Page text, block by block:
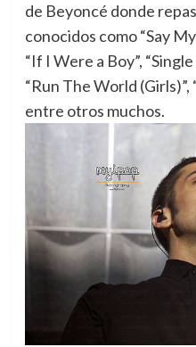
de Beyoncé donde
conocidos como “Say
“If I Were a Boy”,
“Run The World (Girls)”,
entre otros muchos.